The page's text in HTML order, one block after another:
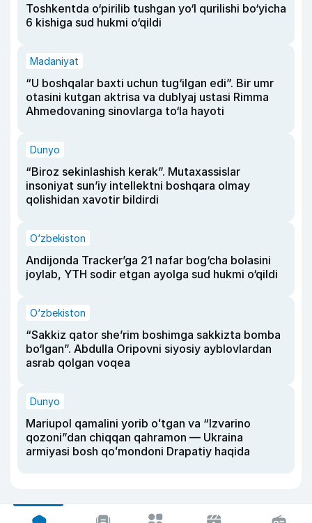
Toshkentda o‘pirilib tushgan yo‘l qurilishi bo‘yicha
6 kishiga sud hukmi o‘qildi
Madaniyat
“U boshqalar baxti uchun tug‘ilgan edi”. Bir umr
otasini kutgan aktrisa va dublyaj ustasi Rimma
Ahmedovaning sinovlarga to‘la hayoti
Dunyo
“Biroz sekinlashish kerak”. Mutaxassislar
insoniyat sun’iy intellektni boshqara olmay
qolishidan xavotir bildirdi
O‘zbekiston
Andijonda Tracker’ga 21 nafar bog‘cha bolasini
joylab, YTH sodir etgan ayolga sud hukmi o‘qildi
O‘zbekiston
“Sakkiz qator she’rim boshimga sakkizta bomba
bo‘lgan”. Abdulla Oripovni siyosiy ayblovlardan
asrab qolgan voqea
Dunyo
Mariupol qamalini yorib oʻtgan va “Izvarino
qozoni”dan chiqqan qahramon — Ukraina
armiyasi bosh qoʻmondoni Drapatiy haqida